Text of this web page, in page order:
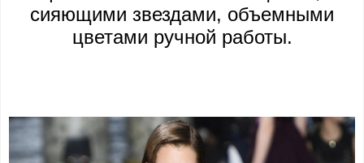
сияющими звездами, объемными
цветами ручной работы.